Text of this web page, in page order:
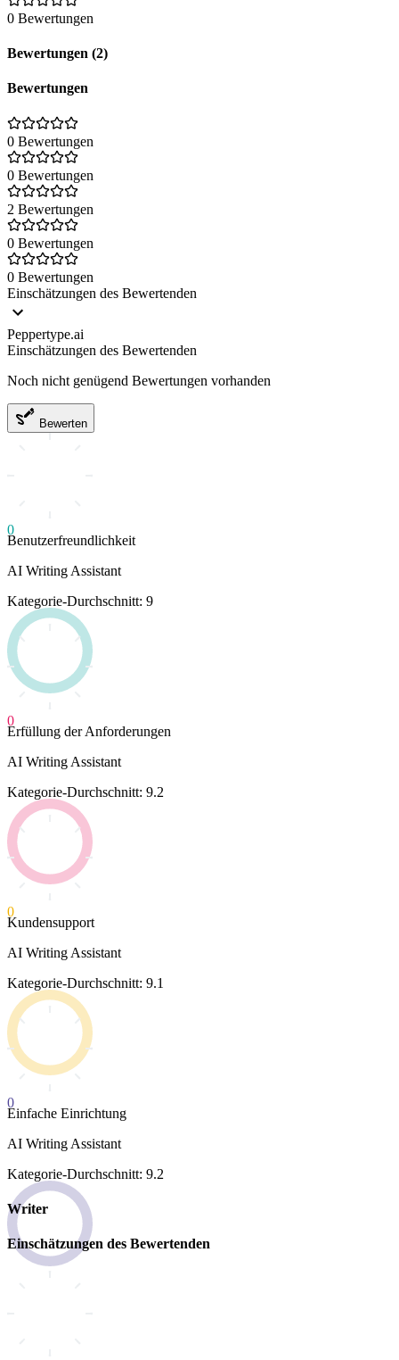
0 Bewertungen
Bewertungen (2)
Bewertungen
0 Bewertungen
0 Bewertungen
2 Bewertungen
0 Bewertungen
0 Bewertungen
Einschätzungen des Bewertenden
Peppertype.ai
Einschätzungen des Bewertenden
Noch nicht genügend Bewertungen vorhanden
Bewerten
0
Benutzerfreundlichkeit
AI Writing Assistant
Kategorie-Durchschnitt: 9
0
Erfüllung der Anforderungen
AI Writing Assistant
Kategorie-Durchschnitt: 9.2
0
Kundensupport
AI Writing Assistant
Kategorie-Durchschnitt: 9.1
0
Einfache Einrichtung
AI Writing Assistant
Kategorie-Durchschnitt: 9.2
Writer
Einschätzungen des Bewertenden